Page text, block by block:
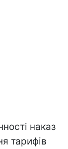
наказ
тарифів